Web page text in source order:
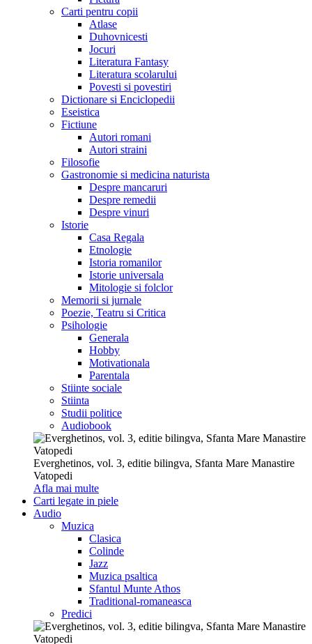
Carti pentru copii
Atlase
Duhovnicesti
Jocuri
Literatura Fantasy
Literatura scolarului
Povesti si povestiri
Dictionare si Enciclopedii
Eseistica
Fictiune
Autori romani
Autori straini
Filosofie
Gastronomie si medicina naturista
Despre mancaruri
Despre remedii
Despre vinuri
Istorie
Casa Regala
Etnologie
Istoria romanilor
Istorie universala
Mitologie si folclor
Memorii si jurnale
Poezie, Teatru si Critica
Psihologie
Generala
Hobby
Motivationala
Parentala
Stiinte sociale
Stiinta
Studii politice
Audiobook
Everghetinos, vol. 3, editie bilingva, Sfanta Mare Manastire
Vatopedi
Afla mai multe
Carti legate in piele
Audio
Muzica
Clasica
Colinde
Jazz
Muzica psaltica
Sfantul Munte Athos
Traditional-romaneasca
Predici